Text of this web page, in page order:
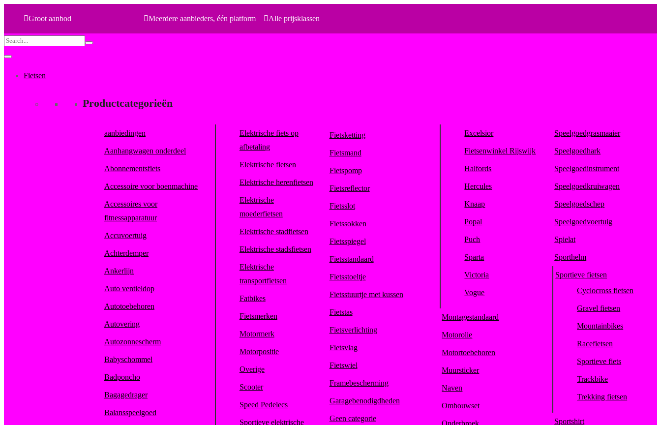
Groot aanbod Meerdere aanbieders, één platform Alle prijsklassen
Search
for:
Fietsen
Productcategorieën
aanbiedingen
Aanhangwagen onderdeel
Abonnementsfiets
Accessoire voor boenmachine
Accessoires voor
fitnessapparatuur
Accuvoertuig
Achterdemper
Ankerlijn
Auto ventieldop
Autotoebehoren
Autovering
Autozonnescherm
Babyschommel
Badponcho
Bagagedrager
Balansspeelgoed
Elektrische fiets op
afbetaling
Elektrische fietsen
Elektrische herenfietsen
Elektrische
moederfietsen
Elektrische stadfietsen
Elektrische stadsfietsen
Elektrische
transportfietsen
Fatbikes
Fietsmerken
Motormerk
Motorpositie
Overige
Scooter
Speed Pedelecs
Sportieve elektrische
Fietsketting
Fietsmand
Fietspomp
Fietsreflector
Fietsslot
Fietssokken
Fietsspiegel
Fietsstandaard
Fietsstoeltje
Fietsstuurtje met kussen
Fietstas
Fietsverlichting
Fietsvlag
Fietswiel
Framebescherming
Garagebenodigdheden
Geen categorie
Excelsior
Fietsenwinkel Rijswijk
Halfords
Hercules
Knaap
Popal
Puch
Sparta
Victoria
Vogue
Montagestandaard
Motorolie
Motortoebehoren
Muursticker
Naven
Ombouwset
Onderbroek
Speelgoedgrasmaaier
Speelgoedhark
Speelgoedinstrument
Speelgoedkruiwagen
Speelgoedschep
Speelgoedvoertuig
Spielat
Sporthelm
Sportieve fietsen
Cyclocross fietsen
Gravel fietsen
Mountainbikes
Racefietsen
Sportieve fiets
Trackbike
Trekking fietsen
Sportshirt